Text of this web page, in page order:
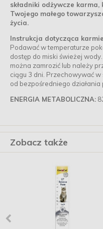
składniki odżywcze
Twojego małego
życia.
Instrukcja dotycząca
Podawać w temperaturze
dostęp do miski świeżej
można zamrozić lub należy
ciągu 3 dni. Przechowywać w
od bezpośredniego działania
ENERGIA METABOLICZNA:
Zobacz także